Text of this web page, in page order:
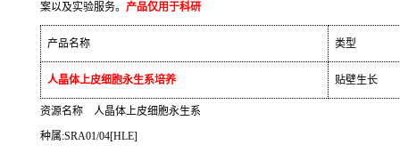
案以及实验服务。 产品仅用于科研
产品名称 类型
人晶体上皮细胞永生系培养 贴壁生长
资源名称 人晶体上皮细胞永生系
种属:SRA01/04[HLE]